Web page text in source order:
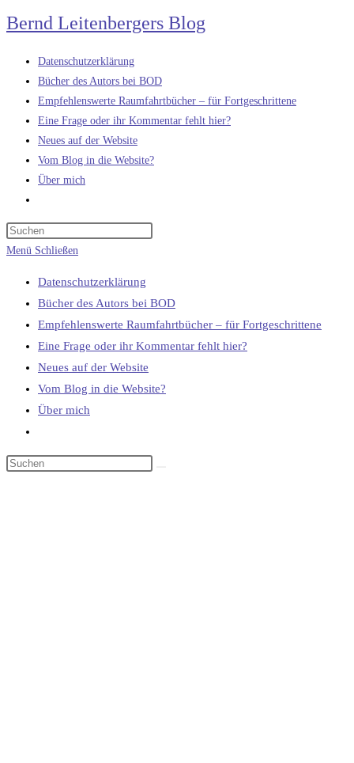
Zum
Inhalt
springen
Bernd Leitenbergers Blog
Datenschutzerklärung
Bücher des Autors bei BOD
Empfehlenswerte Raumfahrtbücher – für Fortgeschrittene
Eine Frage oder ihr Kommentar fehlt hier?
Neues auf der Website
Vom Blog in die Website?
Über mich
umschalten
Menü Schließen
Datenschutzerklärung
Bücher des Autors bei BOD
Empfehlenswerte Raumfahrtbücher – für Fortgeschrittene
Eine Frage oder ihr Kommentar fehlt hier?
Neues auf der Website
Vom Blog in die Website?
Über mich
umschalten